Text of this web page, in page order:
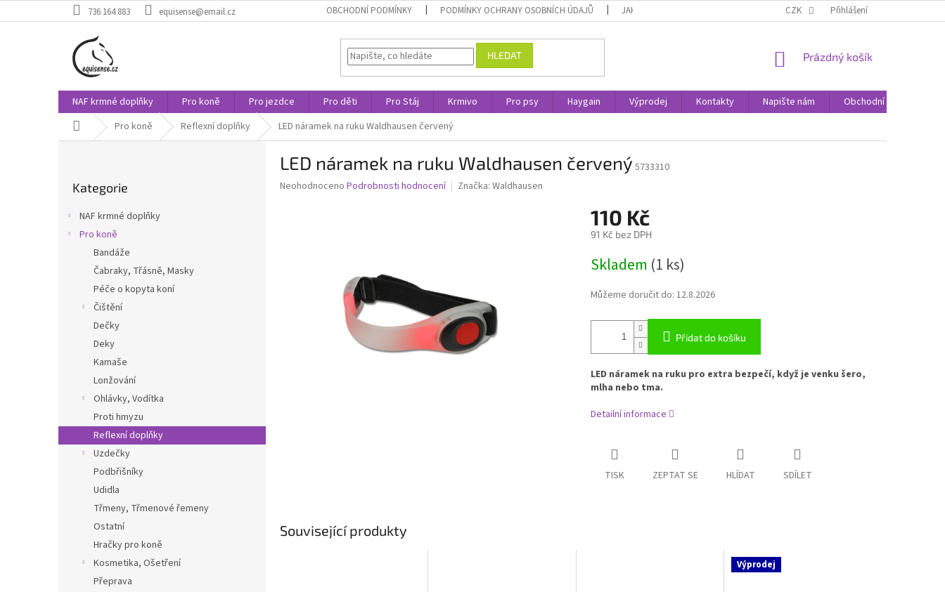
na
736 164 883 equisense@email.cz OBCHODNÍ PODMÍNKY PODMÍNKY OCHRANY OSOBNÍCH ÚDAJŮ JAK NAKUPOVAT CZK Přihlášení
HLEDAT
NÁKUPNÍ
Prázdný košík
NAF krmné doplňky Pro koně Pro jezdce Pro děti Pro Stáj Krmivo Pro psy Haygain Výprodej Kontakty Napište nám
Obchodní podmínky
Domů Pro koně Reflexní doplňky LED náramek na ruku Waldhausen červený
kategorie
Kategorie
NAF krmné doplňky
Pro koně
Bandáže
Čabraky, Třásně, Masky
Péče o kopyta koní
Čištění
Dečky
Deky
Kamaše
Lonžování
Ohlávky, Vodítka
Proti hmyzu
Reflexní doplňky
Uzdečky
Podbřišníky
Udidla
Třmeny, Třmenové řemeny
Ostatní
Hračky pro koně
Kosmetika, Ošetření
Přeprava
LED náramek na ruku Waldhausen červený 5733310
Průměrné
Neohodnoceno Podrobnosti hodnocení Značka: Waldhausen
110 Kč
91 Kč bez DPH
cena:
Skladem (1 ks)
Můžeme doručit do: 12.8.2026
Přidat do košíku
LED náramek na ruku pro extra bezpečí, když je venku šero,
mlha nebo tma.
Detailní informace
TISK ZEPTAT SE HLÍDAT SDÍLET
Související produkty
Výprodej